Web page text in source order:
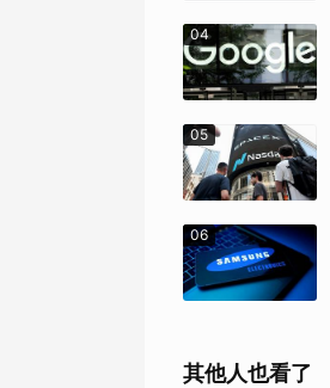
04
05
06
其他人也看了